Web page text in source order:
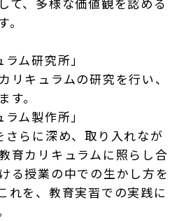
ム研究所」
リキュラムの研究を行い、
す。
ム製作所」
さらに深め、取り入れなが
育カリキュラムに照らし合
る授業の中での生かし方を
れを、教育実習での実践に